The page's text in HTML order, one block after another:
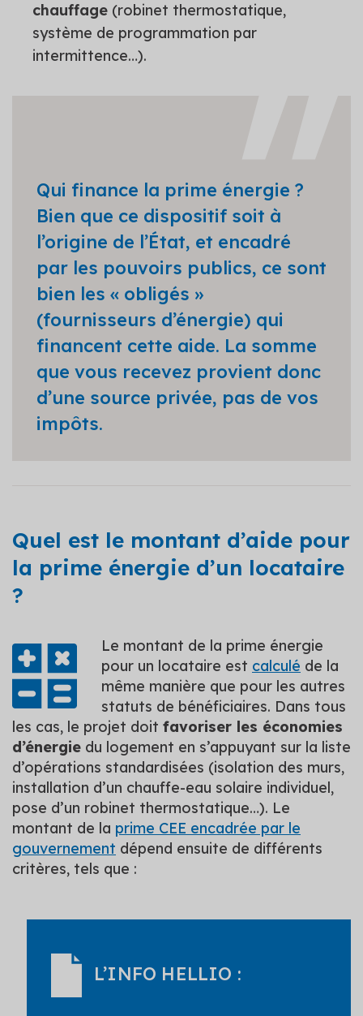
chauffage (robinet thermostatique,
système de programmation par
intermittence…).
Qui finance la prime énergie ?
Bien que ce dispositif soit à
l’origine de l’État, et encadré
par les pouvoirs publics, ce sont
bien les « obligés »
(fournisseurs d’énergie) qui
financent cette aide. La somme
que vous recevez provient donc
d’une source privée, pas de vos
impôts.
Quel est le montant d’aide pour
la prime énergie d’un locataire
?
Le montant de la prime énergie
pour un locataire est calculé de la
même manière que pour les autres
statuts de bénéficiaires. Dans tous
les cas, le projet doit favoriser les économies
d’énergie du logement en s’appuyant sur la liste
d’opérations standardisées (isolation des murs,
installation d’un chauffe-eau solaire individuel,
pose d’un robinet thermostatique…). Le
montant de la prime CEE encadrée par le
gouvernement dépend ensuite de différents
critères, tels que :
L’INFO HELLIO :